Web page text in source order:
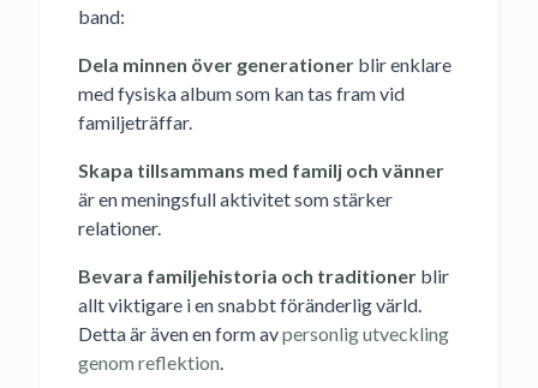
band:
Dela minnen över generationer blir enklare
med fysiska album som kan tas fram vid
familjeträffar.
Skapa tillsammans med familj och vänner
är en meningsfull aktivitet som stärker
relationer.
Bevara familjehistoria och traditioner blir
allt viktigare i en snabbt föränderlig värld.
Detta är även en form avpersonlig utveckling
genom reflektion.